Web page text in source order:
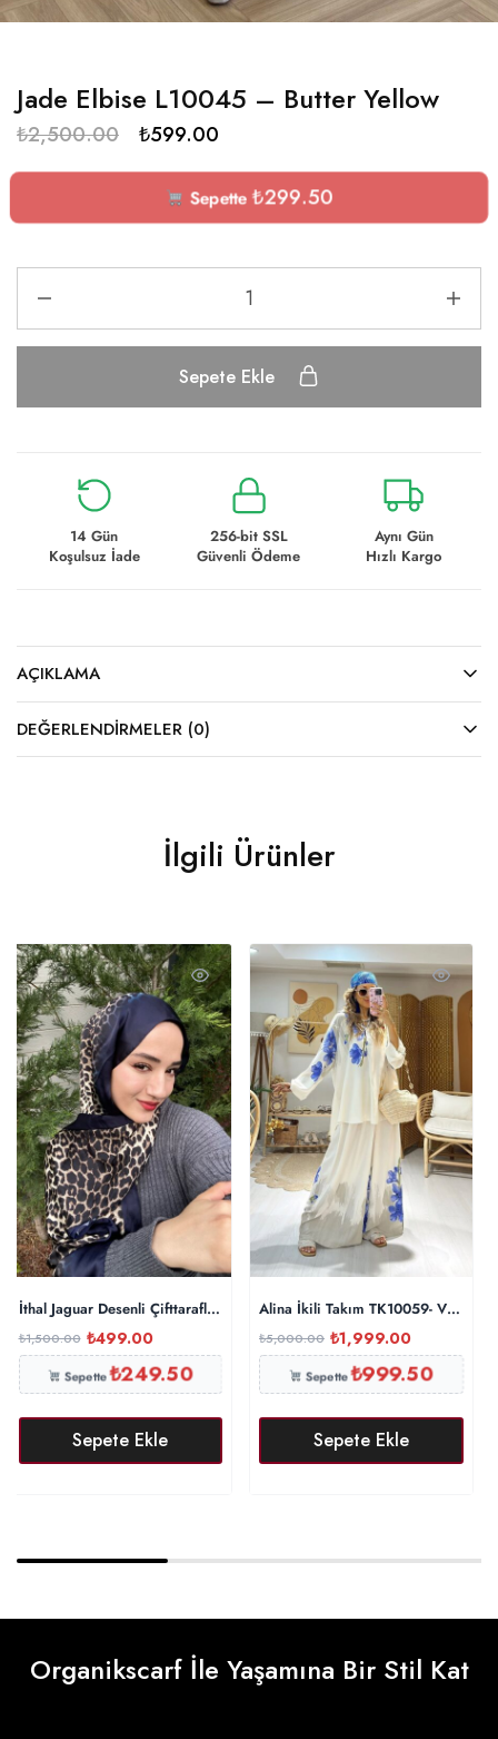
Jade Elbise L10045 – Butter Yellow
₺2,500.00 ₺599.00
Sepette₺299.50
Sepete Ekle
14 Gün
Koşulsuz İade
256-bit SSL
Güvenli Ödeme
Aynı Gün
Hızlı Kargo
AÇIKLAMA
DEĞERLENDIRMELER (0)
İlgili Ürünler
İthal Jaguar Desenli Çifttaraflı Vual İpek Şal-34014 Lacivert
₺1,500.00 ₺499.00
Sepette₺249.50
Sepete Ekle
Alina İkili Takım TK10059- Vanilya
₺5,000.00 ₺1,999.00
Sepette₺999.50
Sepete Ekle
Organikscarf İle Yaşamına Bir Stil Kat